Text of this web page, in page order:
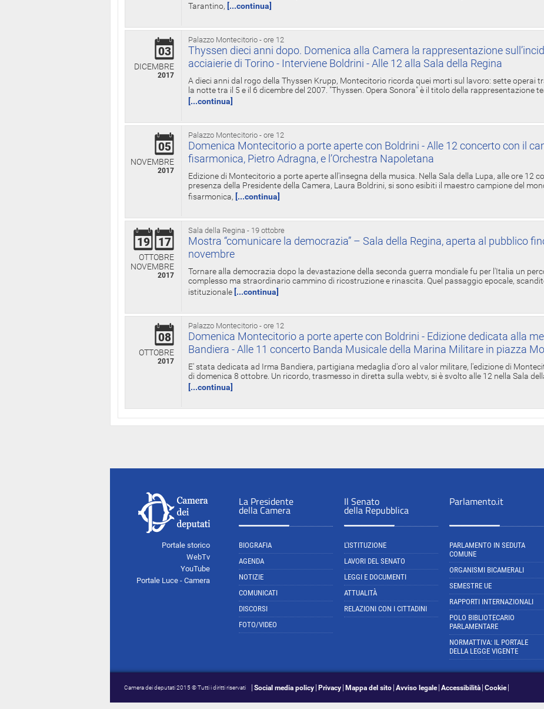
Tarantino, [...continua]
Palazzo Montecitorio - ore 12
03
DICEMBRE
2017
Thyssen dieci anni dopo. Domenica alla Camera la rappresentazione
acciaierie di Torino - Interviene Boldrini - Alle 12 alla Sala della Regina
A dieci anni dal rogo della Thyssen Krupp, Montecitorio ricorda quei morti sul lavoro: sette operai
la notte tra il 5 e il 6 dicembre del 2007. "Thyssen. Opera Sonora" è il titolo della rappresentazione
[...continua]
Palazzo Montecitorio - ore 12
05
NOVEMBRE
2017
Domenica Montecitorio a porte aperte con Boldrini - Alle 12 concerto con il
fisarmonica, Pietro Adragna, e l’Orchestra Napoletana
Edizione di Montecitorio a porte aperte all'insegna della musica. Nella Sala della Lupa, alle ore 12
presenza della Presidente della Camera, Laura Boldrini, si sono esibiti il maestro campione del
fisarmonica, [...continua]
Sala della Regina - 19 ottobre
19 17
OTTOBRE
NOVEMBRE
2017
Mostra “comunicare la democrazia” – Sala della Regina, aperta al pubblico
novembre
Tornare alla democrazia dopo la devastazione della seconda guerra mondiale fu per l'Italia un
complesso ma straordinario cammino di ricostruzione e rinascita. Quel passaggio epocale,
istituzionale [...continua]
Palazzo Montecitorio - ore 12
08
OTTOBRE
2017
Domenica Montecitorio a porte aperte con Boldrini - Edizione dedicata alla
Bandiera - Alle 11 concerto Banda Musicale della Marina Militare in piazza
E' stata dedicata ad Irma Bandiera, partigiana medaglia d'oro al valor militare, l'edizione di
di domenica 8 ottobre. Un ricordo, trasmesso in diretta sulla webtv, si è svolto alle 12 nella Sala
[...continua]
Portale storico
WebTv
YouTube
Portale Luce - Camera
La Presidente
della Camera
BIOGRAFIA
AGENDA
NOTIZIE
COMUNICATI
DISCORSI
FOTO/VIDEO
Il Senato
della Repubblica
L'ISTITUZIONE
LAVORI DEL SENATO
LEGGI E DOCUMENTI
ATTUALITÀ
RELAZIONI CON I CITTADINI
Parlamento.it
PARLAMENTO IN SEDUTA
COMUNE
ORGANISMI BICAMERALI
SEMESTRE UE
RAPPORTI INTERNAZIONALI
POLO BIBLIOTECARIO
PARLAMENTARE
NORMATTIVA: IL PORTALE
DELLA LEGGE VIGENTE
Camera dei deputati 2015 © Tutti i diritti riservati Social media policy Privacy Mappa del sito Avviso legale Accessibilità Cookie